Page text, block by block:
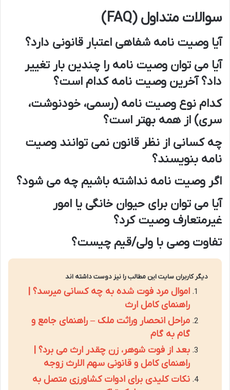
سوالات متداول (FAQ)
آیا وصیت نامه شفاهی اعتبار قانونی دارد؟
آیا می توان وصیت نامه را چندین بار تغییر
داد؟ آخرین وصیت نامه کدام است؟
کدام نوع وصیت نامه (رسمی، خودنوشت،
سری) از همه بهتر است؟
چه کسانی از نظر قانون نمی توانند وصیت
نامه بنویسند؟
اگر وصیت نامه نداشته باشیم چه می شود؟
آیا می توان برای حیوان خانگی یا امور
غیرمتعارف وصیت کرد؟
تفاوت وصی با ولی/قیم چیست؟
دیگر کاربران سایت این مطالب را نیز دوست داشته اند
اموال مرد فوت شده به چه کسانی میرسد؟ |
راهنمای کامل ارث
مراحل انحصار وراثت ملک – راهنمای جامع و
گام به گام
بعد از فوت شوهر، زن چقدر ارث می برد؟ |
راهنمای کامل و قانونی سهم الارث زوجه
نکات کلیدی برای ادوات کشاورزی متصل به